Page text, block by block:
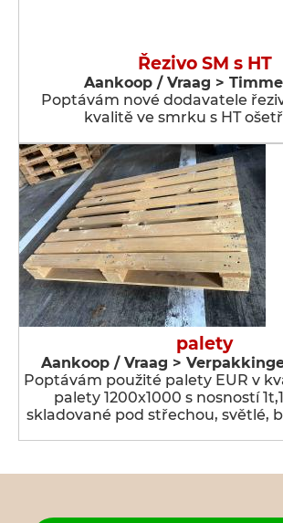
Řezivo SM s HT
Aankoop / Vraag >
Poptávám nové dodavatele
kvalitě ve smrku s HT
palety
Aankoop / Vraag >
Poptávám použité palety EUR v
palety 1200x1000 s nosností
skladované pod střechou, světlé,